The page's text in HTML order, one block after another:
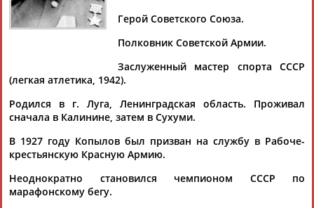
Ваш запрос: "Николай Копылов"
Михаил Шлаен: МЫ ДОЛЖНЫ БЫТЬ СИЛЬНЫ, СОХРАНЯЯ
СВОИ ДОБРЫЕ ТРАДИЦИИ
... - Игорь Булочкин – биатлонист; -Николай
Королев –
боксер; - Виктор Чукарин... ... - Владимир Олешев – лыжник; -
Николай Копылов– легкоатлет, Герой Советского Союза; -
Борис...
17.05.2022
Герой Советского Союза.
Полковник Советской Армии.
Заслуженный мастер спорта СССР
(легкая атлетика, 1942).
Родился в г. Луга, Ленинградская область. Проживал
сначала в Калинине, затем в Сухуми.
В 1927 году Копылов был призван на службу в Рабоче-
крестьянскую Красную Армию.
Неоднократно становился чемпионом СССР по
марафонскому бегу.